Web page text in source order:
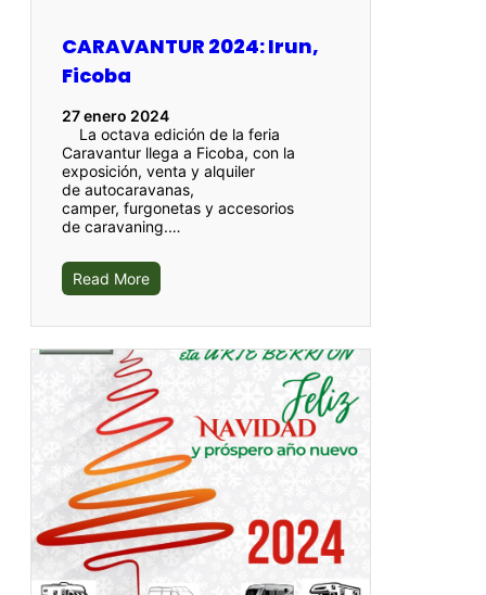
CARAVANTUR 2024: Irun,
Ficoba
27 enero 2024
La octava edición de la feria
Caravantur llega a Ficoba, con la
exposición, venta y alquiler
de autocaravanas,
camper, furgonetas y accesorios
de caravaning.…
Read More